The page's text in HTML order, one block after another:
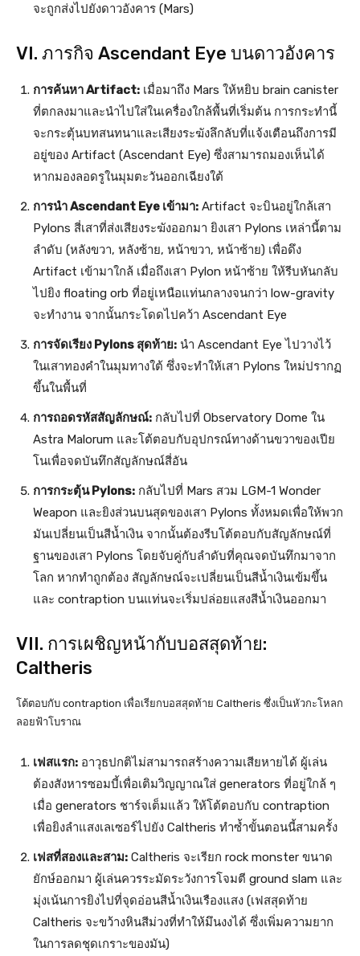
จะถูกส่งไปยังดาวอังคาร (Mars)
VI. ภารกิจ Ascendant Eye บนดาวอังคาร
การค้นหา Artifact: เมื่อมาถึง Mars ให้หยิบ brain canister
ที่ตกลงมาและนำไปใส่ในเครื่องใกล้พื้นที่เริ่มต้น การกระทำนี้
จะกระตุ้นบทสนทนาและเสียงระฆังลึกลับที่แจ้งเตือนถึงการมี
อยู่ของ Artifact (Ascendant Eye) ซึ่งสามารถมองเห็นได้
หากมองลอดรูในมุมตะวันออกเฉียงใต้
การนำ Ascendant Eye เข้ามา: Artifact จะบินอยู่ใกล้เสา
Pylons สี่เสาที่ส่งเสียงระฆังออกมา ยิงเสา Pylons เหล่านี้ตาม
ลำดับ (หลังขวา, หลังซ้าย, หน้าขวา, หน้าซ้าย) เพื่อดึง
Artifact เข้ามาใกล้ เมื่อถึงเสา Pylon หน้าซ้าย ให้รีบหันกลับ
ไปยิง floating orb ที่อยู่เหนือแท่นกลางจนกว่า low-gravity
จะทำงาน จากนั้นกระโดดไปคว้า Ascendant Eye
การจัดเรียง Pylons สุดท้าย: นำ Ascendant Eye ไปวางไว้
ในเสาทองคำในมุมทางใต้ ซึ่งจะทำให้เสา Pylons ใหม่ปรากฏ
ขึ้นในพื้นที่
การถอดรหัสสัญลักษณ์: กลับไปที่ Observatory Dome ใน
Astra Malorum และโต้ตอบกับอุปกรณ์ทางด้านขวาของเปีย
โนเพื่อจดบันทึกสัญลักษณ์สี่อัน
การกระตุ้น Pylons: กลับไปที่ Mars สวม LGM-1 Wonder
Weapon และยิงส่วนบนสุดของเสา Pylons ทั้งหมดเพื่อให้พวก
มันเปลี่ยนเป็นสีน้ำเงิน จากนั้นต้องรีบโต้ตอบกับสัญลักษณ์ที่
ฐานของเสา Pylons โดยจับคู่กับลำดับที่คุณจดบันทึกมาจาก
โลก หากทำถูกต้อง สัญลักษณ์จะเปลี่ยนเป็นสีน้ำเงินเข้มขึ้น
และ contraption บนแท่นจะเริ่มปล่อยแสงสีน้ำเงินออกมา
VII. การเผชิญหน้ากับบอสสุดท้าย:
Caltheris
โต้ตอบกับ contraption เพื่อเรียกบอสสุดท้าย Caltheris ซึ่งเป็นหัวกะโหลก
ลอยฟ้าโบราณ
เฟสแรก: อาวุธปกติไม่สามารถสร้างความเสียหายได้ ผู้เล่น
ต้องสังหารซอมบี้เพื่อเติมวิญญาณใส่ generators ที่อยู่ใกล้ ๆ
เมื่อ generators ชาร์จเต็มแล้ว ให้โต้ตอบกับ contraption
เพื่อยิงลำแสงเลเซอร์ไปยัง Caltheris ทำซ้ำขั้นตอนนี้สามครั้ง
เฟสที่สองและสาม: Caltheris จะเรียก rock monster ขนาด
ยักษ์ออกมา ผู้เล่นควรระมัดระวังการโจมตี ground slam และ
มุ่งเน้นการยิงไปที่จุดอ่อนสีน้ำเงินเรืองแสง (เฟสสุดท้าย
Caltheris จะขว้างหินสีม่วงที่ทำให้มึนงงได้ ซึ่งเพิ่มความยาก
ในการลดชุดเกราะของมัน)